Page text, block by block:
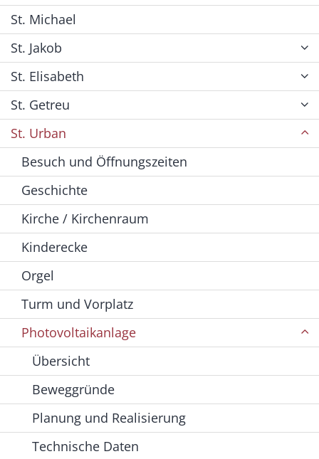
St. Michael
St. Jakob
St. Elisabeth
St. Getreu
St. Urban
Besuch und Öffnungszeiten
Geschichte
Kirche / Kirchenraum
Kinderecke
Orgel
Turm und Vorplatz
Photovoltaikanlage
Übersicht
Beweggründe
Planung und Realisierung
Technische Daten